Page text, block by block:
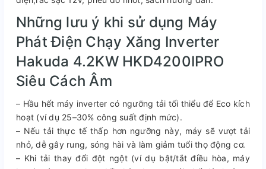
Những lưu ý khi sử dụng Máy
Phát Điện Chạy Xăng Inverter
Hakuda 4.2KW HKD4200IPRO
Siêu Cách Âm
– Hầu hết máy inverter có ngưỡng tải tối thiểu để Eco kích
hoạt (ví dụ 25–30% công suất định mức).
– Nếu tải thực tế thấp hơn ngưỡng này, máy sẽ vượt tải
nhỏ, dễ gây rung, sóng hài và làm giảm tuổi thọ động cơ.
– Khi tải thay đổi đột ngột (ví dụ bật/tắt điều hòa, máy